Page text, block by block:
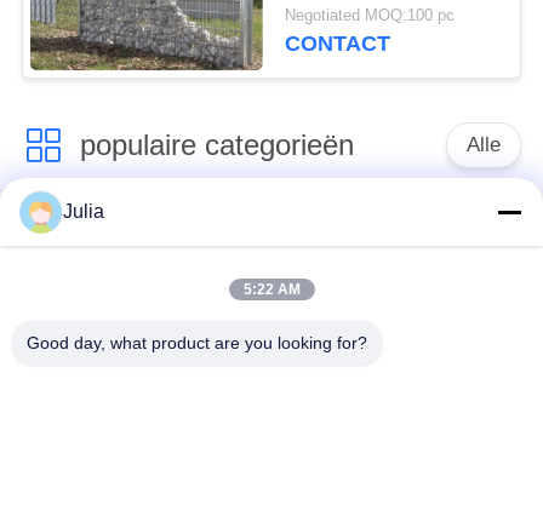
Eigenschap Met grote
trekspanning van
Negotiated MOQ:100 pc
CONTACT
populaire categorieën Alle
Verdedigingsbarrière
Zand Gevulde
Julia
5:22 AM
Good day, what product are you looking for?